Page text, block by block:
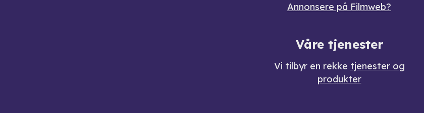
Annonsere på Filmweb?
Våre tjenester
Vi tilbyr en rekke tjenester og
produkter